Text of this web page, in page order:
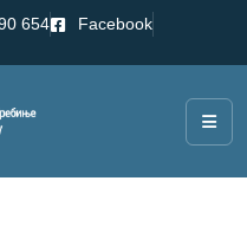
654
Facebook